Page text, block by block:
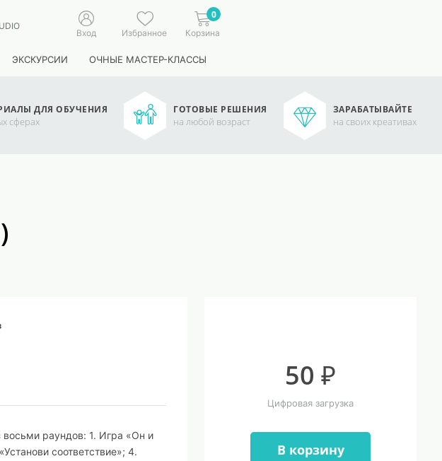
Вход Избранное
0
Корзина
ЭКСКУРСИИ ОЧНЫЕ МАСТЕР-КЛАССЫ
ДЛЯ ОБУЧЕНИЯ
сферах
ГОТОВЫЕ РЕШЕНИЯ
на любой возраст
ЗАРАБАТЫВАЙТЕ
на своих креативах
восьми раундов: 1. Игра «Он и
соответствие»; 4.
50 ₽
Цифровая загрузка
В корзину